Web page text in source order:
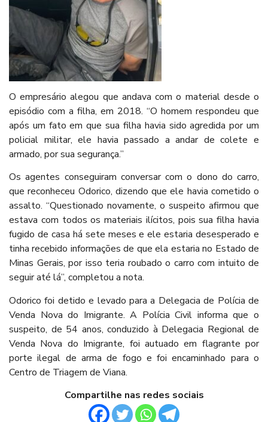
O empresário alegou que andava com o material desde o
episódio com a filha, em 2018. “O homem respondeu que
após um fato em que sua filha havia sido agredida por um
policial militar, ele havia passado a andar de colete e
armado, por sua segurança.”
Os agentes conseguiram conversar com o dono do carro,
que reconheceu Odorico, dizendo que ele havia cometido o
assalto. “Questionado novamente, o suspeito afirmou que
estava com todos os materiais ilícitos, pois sua filha havia
fugido de casa há sete meses e ele estaria desesperado e
tinha recebido informações de que ela estaria no Estado de
Minas Gerais, por isso teria roubado o carro com intuito de
seguir até lá”, completou a nota.
Odorico foi detido e levado para a Delegacia de Polícia de
Venda Nova do Imigrante. A Polícia Civil informa que o
suspeito, de 54 anos, conduzido à Delegacia Regional de
Venda Nova do Imigrante, foi autuado em flagrante por
porte ilegal de arma de fogo e foi encaminhado para o
Centro de Triagem de Viana.
Compartilhe nas redes sociais